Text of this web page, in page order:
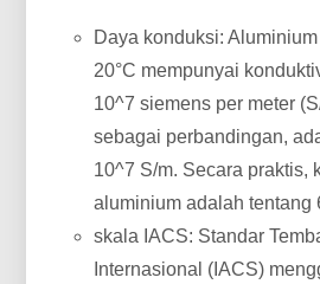
Daya konduksi:
20°C mempunyai
10^7 siemens per meter
sebagai perbandingan,
10^7 S/m. Secara praktis,
aluminium adalah tentang
skala IACS: Standar
Internasional (IACS)